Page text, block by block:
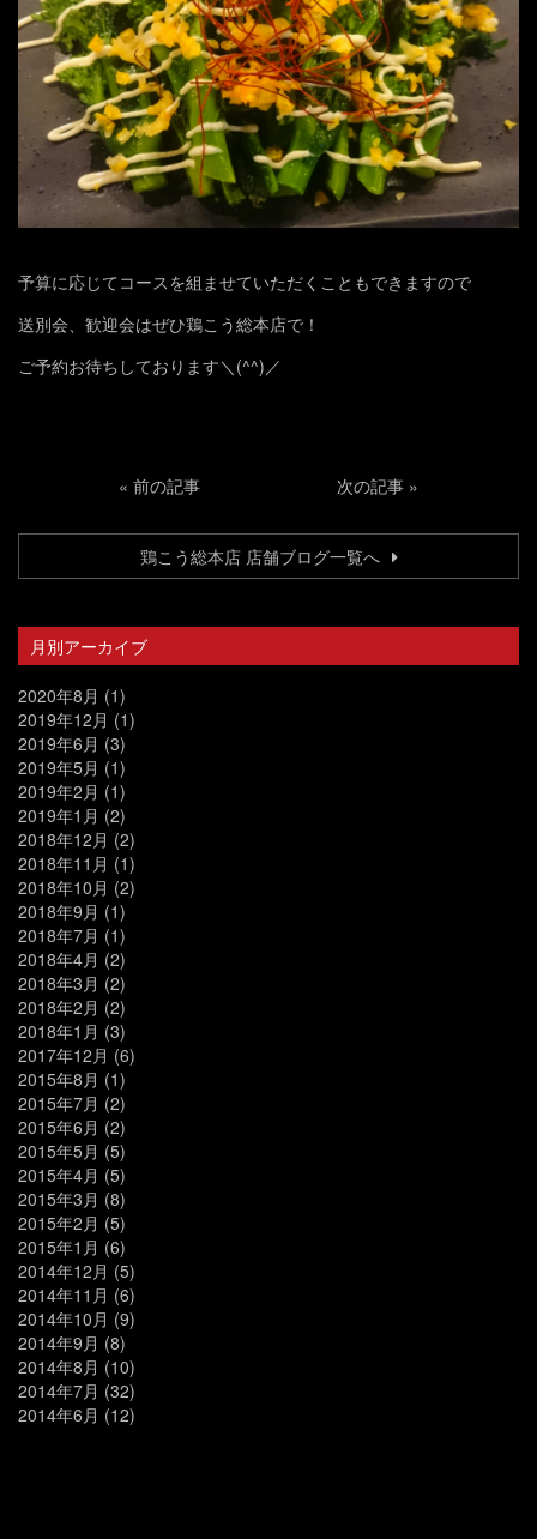
予算に応じてコースを組ませていただくこともできますので
送別会、歓迎会はぜひ鶏こう総本店で！
ご予約お待ちしております＼(^^)／
« 前の記事 次の記事 »
鶏こう総本店 店舗ブログ一覧へ
月別アーカイブ
2020年8月 (1)
2019年12月 (1)
2019年6月 (3)
2019年5月 (1)
2019年2月 (1)
2019年1月 (2)
2018年12月 (2)
2018年11月 (1)
2018年10月 (2)
2018年9月 (1)
2018年7月 (1)
2018年4月 (2)
2018年3月 (2)
2018年2月 (2)
2018年1月 (3)
2017年12月 (6)
2015年8月 (1)
2015年7月 (2)
2015年6月 (2)
2015年5月 (5)
2015年4月 (5)
2015年3月 (8)
2015年2月 (5)
2015年1月 (6)
2014年12月 (5)
2014年11月 (6)
2014年10月 (9)
2014年9月 (8)
2014年8月 (10)
2014年7月 (32)
2014年6月 (12)